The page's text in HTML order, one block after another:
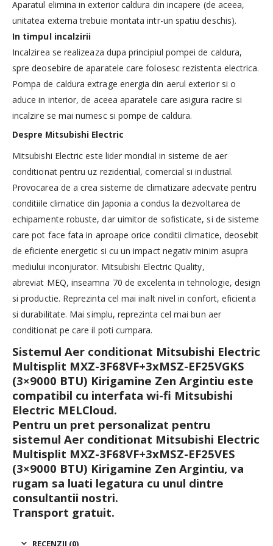
Aparatul elimina in exterior caldura din incapere (de aceea,
unitatea externa trebuie montata intr-un spatiu deschis).
In timpul incalzirii
Incalzirea se realizeaza dupa principiul pompei de caldura,
spre deosebire de aparatele care folosesc rezistenta electrica.
Pompa de caldura extrage energia din aerul exterior si o
aduce in interior, de aceea aparatele care asigura racire si
incalzire se mai numesc si pompe de caldura.
Despre Mitsubishi Electric
Mitsubishi Electric este lider mondial in sisteme de aer
conditionat pentru uz rezidential, comercial si industrial.
Provocarea de a crea sisteme de climatizare adecvate pentru
conditiile climatice din Japonia a condus la dezvoltarea de
echipamente robuste, dar uimitor de sofisticate, si de sisteme
care pot face fata in aproape orice conditii climatice, deosebit
de eficiente energetic si cu un impact negativ minim asupra
mediului inconjurator. Mitsubishi Electric Quality,
abreviat MEQ, inseamna 70 de excelenta in tehnologie, design
si productie. Reprezinta cel mai inalt nivel in confort, eficienta
si durabilitate. Mai simplu, reprezinta cel mai bun aer
conditionat pe care il poti cumpara.
Sistemul Aer conditionat Mitsubishi Electric
Multisplit MXZ-3F68VF+3xMSZ-EF25VGKS
(3×9000 BTU) Kirigamine Zen Argintiu este
compatibil cu interfata wi-fi Mitsubishi
Electric MELCloud.
Pentru un pret personalizat pentru
sistemul Aer conditionat Mitsubishi Electric
Multisplit MXZ-3F68VF+3xMSZ-EF25VES
(3×9000 BTU) Kirigamine Zen Argintiu, va
rugam sa luati legatura cu unul dintre
consultantii nostri.
Transport gratuit.
RECENZII (0)